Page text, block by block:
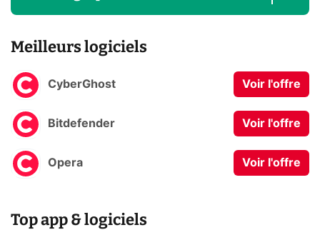
Meilleurs logiciels
CyberGhost Voir l'offre
Bitdefender Voir l'offre
Opera Voir l'offre
Top app & logiciels